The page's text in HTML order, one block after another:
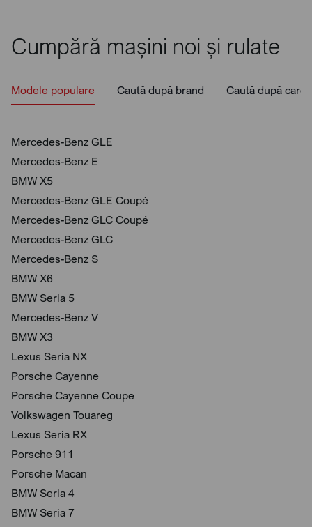
Cumpără mașini noi și rulate
Modele populare Caută după brand Caută după
Mercedes-Benz GLE
Mercedes-Benz E
BMW X5
Mercedes-Benz GLE Coupé
Mercedes-Benz GLC Coupé
Mercedes-Benz GLC
Mercedes-Benz S
BMW X6
BMW Seria 5
Mercedes-Benz V
BMW X3
Lexus Seria NX
Porsche Cayenne
Porsche Cayenne Coupe
Volkswagen Touareg
Lexus Seria RX
Porsche 911
Porsche Macan
BMW Seria 4
BMW Seria 7